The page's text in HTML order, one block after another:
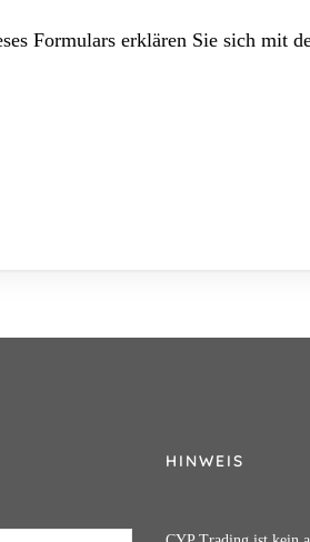
Formulars erklären Sie sich mit
HINWEIS